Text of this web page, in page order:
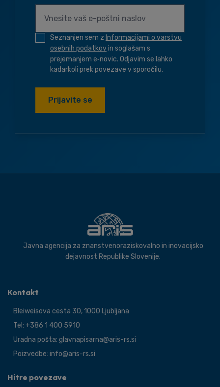
Seznanjen sem z Informacijami o varstvu
osebnih podatkovin soglašam s
prejemanjem e‑novic. Odjavim se lahko
kadarkoli prek povezave v sporočilu.
Prijavite se
Javna agencija za znanstvenoraziskovalno in inovacijsko
dejavnost Republike Slovenije.
Kontakt
Bleiweisova cesta 30, 1000 Ljubljana
Tel: +386 1 400 5910
Uradna pošta: glavnapisarna@aris-rs.si
Poizvedbe: info@aris-rs.si
Hitre povezave